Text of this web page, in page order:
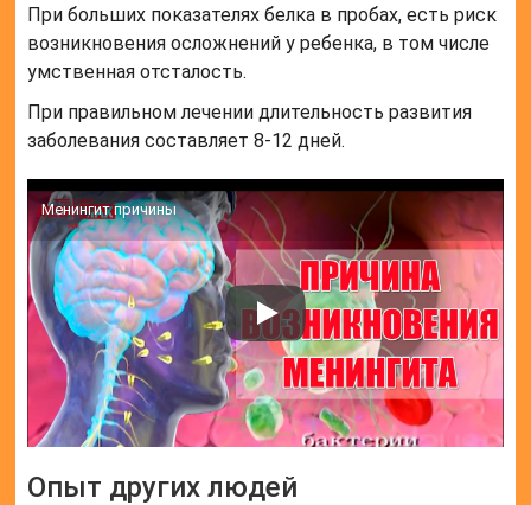
При больших показателях белка в пробах, есть риск
возникновения осложнений у ребенка, в том числе
умственная отсталость.
При правильном лечении длительность развития
заболевания составляет 8-12 дней.
Менингит причины
Опыт других людей